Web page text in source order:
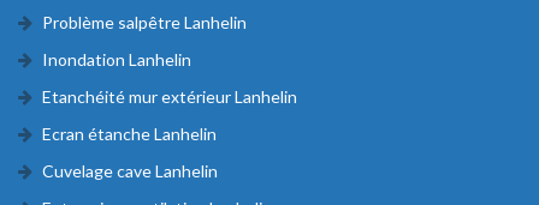
Problème salpêtre Lanhelin
Inondation Lanhelin
Etanchéité mur extérieur Lanhelin
Ecran étanche Lanhelin
Cuvelage cave Lanhelin